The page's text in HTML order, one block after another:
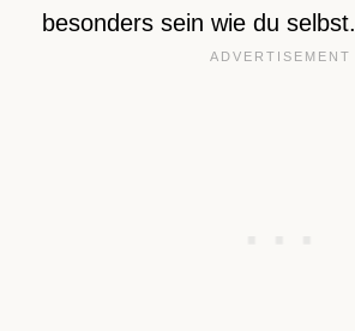
besonders sein wie du selbst.